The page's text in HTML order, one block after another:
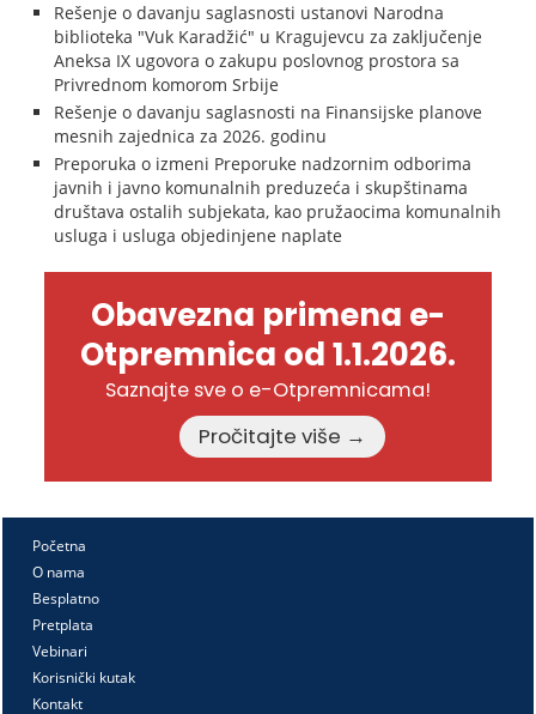
Rešenje o davanju saglasnosti ustanovi Narodna
biblioteka "Vuk Karadžić" u Kragujevcu za zaključenje
Aneksa IX ugovora o zakupu poslovnog prostora sa
Privrednom komorom Srbije
Rešenje o davanju saglasnosti na Finansijske planove
mesnih zajednica za 2026. godinu
Preporuka o izmeni Preporuke nadzornim odborima
javnih i javno komunalnih preduzeća i skupštinama
društava ostalih subjekata, kao pružaocima komunalnih
usluga i usluga objedinjene naplate
Obavezna primena e-
Otpremnica od 1.1.2026.
Saznajte sve o e-Otpremnicama!
Pročitajte više →
Početna
O nama
Besplatno
Pretplata
Vebinari
Korisnički kutak
Kontakt